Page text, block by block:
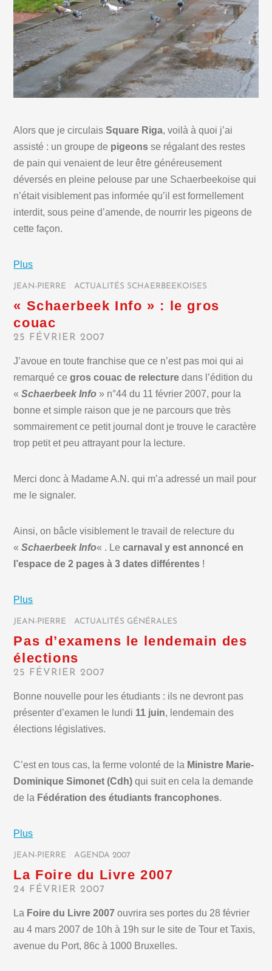
Alors que je circulaisSquare Riga, voilà à quoi j’ai
assisté : un groupe de pigeons se régalant des restes
de pain qui venaient de leur être généreusement
déversés en pleine pelouse par une Schaerbeekoise qui
n’était visiblement pas informée qu’il est formellement
interdit, sous peine d’amende, de nourrir les pigeons de
cette façon.
Plus
JEAN-PIERRE ACTUALITÉS SCHAERBEEKOISES
« Schaerbeek Info » : le gros
couac
25 FÉVRIER 2007
J’avoue en toute franchise que ce n’est pas moi qui ai
remarqué cegros couac de relecture dans l’édition du
«Schaerbeek Info » n°44 du 11 février 2007, pour la
bonne et simple raison que je ne parcours que très
sommairement ce petit journal dont je trouve le caractère
trop petit et peu attrayant pour la lecture.
Merci donc à Madame A.N. qui m’a adressé un mail pour
me le signaler.
Ainsi, on bâcle visiblement le travail de relecture du
«Schaerbeek Info« . Lecarnaval y est annoncé en
l’espace de 2 pages à 3 dates différentes !
Plus
JEAN-PIERRE ACTUALITÉS GÉNÉRALES
Pas d’examens le lendemain des
élections
25 FÉVRIER 2007
Bonne nouvelle pour les étudiants : ils ne devront pas
présenter d’examen le lundi 11 juin, lendemain des
élections législatives.
C’est en tous cas, la ferme volonté de la Ministre Marie-
Dominique Simonet (Cdh) qui suit en cela la demande
de la Fédération des étudiants francophones.
Plus
JEAN-PIERRE AGENDA 2007
La Foire du Livre 2007
24 FÉVRIER 2007
La Foire du Livre 2007 ouvrira ses portes du 28 février
au 4 mars 2007 de 10h à 19h sur le site de Tour et Taxis,
avenue du Port, 86c à 1000 Bruxelles.